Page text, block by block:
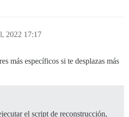
2022 17:17
más específicos si te desplazas más
el script de reconstrucción,